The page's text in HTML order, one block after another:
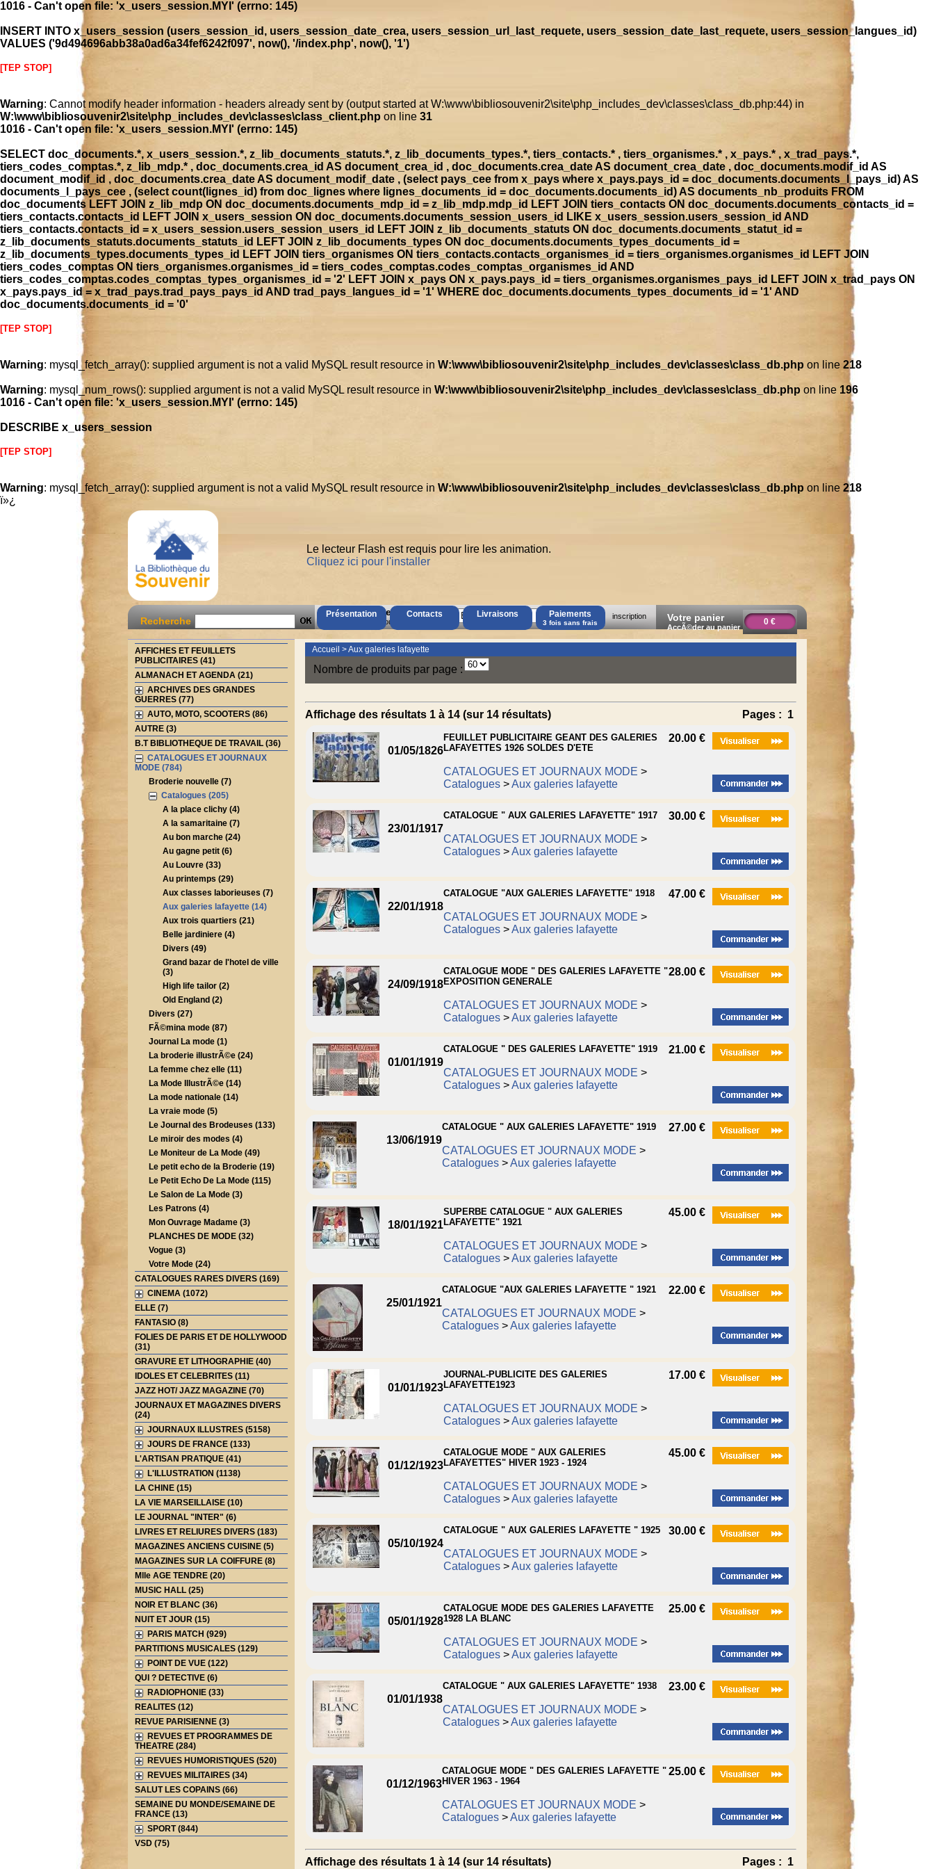
1016 - Can't open file: 'x_users_session.MYI' (errno: 145)
INSERT INTO x_users_session (users_session_id, users_session_date_crea, users_session_url_last_requete, users_session_date_last_requete, users_session_langues_id)
VALUES ('9d494696abb38a0ad6a34fef6242f097', now(), '/index.php', now(), '1')
[TEP STOP]
Warning: Cannot modify header information - headers already sent by (output started at W:\www\bibliosouvenir2\site\php_includes_dev\classes\class_db.php:44) in
W:\www\bibliosouvenir2\site\php_includes_dev\classes\class_client.php on line 31
1016 - Can't open file: 'x_users_session.MYI' (errno: 145)
SELECT doc_documents.*, x_users_session.*, z_lib_documents_statuts.*, z_lib_documents_types.*, tiers_contacts.* , tiers_organismes.* , x_pays.* , x_trad_pays.*,
tiers_codes_comptas.*, z_lib_mdp.* , doc_documents.crea_id AS document_crea_id , doc_documents.crea_date AS document_crea_date , doc_documents.modif_id AS
document_modif_id , doc_documents.crea_date AS document_modif_date , (select pays_cee from x_pays where x_pays.pays_id = doc_documents.documents_l_pays_id) AS
documents_l_pays_cee , (select count(lignes_id) from doc_lignes where lignes_documents_id = doc_documents.documents_id) AS documents_nb_produits FROM
doc_documents LEFT JOIN z_lib_mdp ON doc_documents.documents_mdp_id = z_lib_mdp.mdp_id LEFT JOIN tiers_contacts ON doc_documents.documents_contacts_id =
tiers_contacts.contacts_id LEFT JOIN x_users_session ON doc_documents.documents_session_users_id LIKE x_users_session.users_session_id AND
tiers_contacts.contacts_id = x_users_session.users_session_users_id LEFT JOIN z_lib_documents_statuts ON doc_documents.documents_statut_id =
z_lib_documents_statuts.documents_statuts_id LEFT JOIN z_lib_documents_types ON doc_documents.documents_types_documents_id =
z_lib_documents_types.documents_types_id LEFT JOIN tiers_organismes ON tiers_contacts.contacts_organismes_id = tiers_organismes.organismes_id LEFT JOIN
tiers_codes_comptas ON tiers_organismes.organismes_id = tiers_codes_comptas.codes_comptas_organismes_id AND
tiers_codes_comptas.codes_comptas_types_organismes_id = '2' LEFT JOIN x_pays ON x_pays.pays_id = tiers_organismes.organismes_pays_id LEFT JOIN x_trad_pays ON
x_pays.pays_id = x_trad_pays.trad_pays_pays_id AND trad_pays_langues_id = '1' WHERE doc_documents.documents_types_documents_id = '1' AND
doc_documents.documents_id = '0'
[TEP STOP]
Warning: mysql_fetch_array(): supplied argument is not a valid MySQL result resource in W:\www\bibliosouvenir2\site\php_includes_dev\classes\class_db.php on line 218
Warning: mysql_num_rows(): supplied argument is not a valid MySQL result resource in W:\www\bibliosouvenir2\site\php_includes_dev\classes\class_db.php on line 196
1016 - Can't open file: 'x_users_session.MYI' (errno: 145)
DESCRIBE x_users_session
[TEP STOP]
Warning: mysql_fetch_array(): supplied argument is not a valid MySQL result resource in W:\www\bibliosouvenir2\site\php_includes_dev\classes\class_db.php on line 218
ï»¿
Présentation Contacts Livraisons Paiements
3 fois sans frais
Le lecteur Flash est requis pour lire les animation.
Cliquez ici pour l'installer
Recherche
AccÃ¨s Client
Mot de passe oubliÃ© ?
inscription Votre panier
AccÃ©der au panier
0 €
AFFICHES ET FEUILLETS
PUBLICITAIRES (41)
ALMANACH ET AGENDA (21)
ARCHIVES DES GRANDES
GUERRES (77)
AUTO, MOTO, SCOOTERS (86)
AUTRE (3)
B.T BIBLIOTHEQUE DE TRAVAIL (36)
CATALOGUES ET JOURNAUX
MODE (784)
Broderie nouvelle (7)
Catalogues (205)
A la place clichy (4)
A la samaritaine (7)
Au bon marche (24)
Au gagne petit (6)
Au Louvre (33)
Au printemps (29)
Aux classes laborieuses (7)
Aux galeries lafayette (14)
Aux trois quartiers (21)
Belle jardiniere (4)
Divers (49)
Grand bazar de l'hotel de ville
(3)
High life tailor (2)
Old England (2)
Divers (27)
FÃ©mina mode (87)
Journal La mode (1)
La broderie illustrÃ©e (24)
La femme chez elle (11)
La Mode IllustrÃ©e (14)
La mode nationale (14)
La vraie mode (5)
Le Journal des Brodeuses (133)
Le miroir des modes (4)
Le Moniteur de La Mode (49)
Le petit echo de la Broderie (19)
Le Petit Echo De La Mode (115)
Le Salon de La Mode (3)
Les Patrons (4)
Mon Ouvrage Madame (3)
PLANCHES DE MODE (32)
Vogue (3)
Votre Mode (24)
CATALOGUES RARES DIVERS (169)
CINEMA (1072)
ELLE (7)
FANTASIO (8)
FOLIES DE PARIS ET DE HOLLYWOOD
(31)
GRAVURE ET LITHOGRAPHIE (40)
IDOLES ET CELEBRITES (11)
JAZZ HOT/ JAZZ MAGAZINE (70)
JOURNAUX ET MAGAZINES DIVERS
(24)
JOURNAUX ILLUSTRES (5158)
JOURS DE FRANCE (133)
L'ARTISAN PRATIQUE (41)
L'ILLUSTRATION (1138)
LA CHINE (15)
LA VIE MARSEILLAISE (10)
LE JOURNAL "INTER" (6)
LIVRES ET RELIURES DIVERS (183)
MAGAZINES ANCIENS CUISINE (5)
MAGAZINES SUR LA COIFFURE (8)
Mlle AGE TENDRE (20)
MUSIC HALL (25)
NOIR ET BLANC (36)
NUIT ET JOUR (15)
PARIS MATCH (929)
PARTITIONS MUSICALES (129)
POINT DE VUE (122)
QUI ? DETECTIVE (6)
RADIOPHONIE (33)
REALITES (12)
REVUE PARISIENNE (3)
REVUES ET PROGRAMMES DE
THEATRE (284)
REVUES HUMORISTIQUES (520)
REVUES MILITAIRES (34)
SALUT LES COPAINS (66)
SEMAINE DU MONDE/SEMAINE DE
FRANCE (13)
SPORT (844)
VSD (75)
Accueil >Aux galeries lafayette
Nombre de produits par page :
Affichage des résultats 1 à 14 (sur 14 résultats) Pages : 1
01/05/1826
FEUILLET PUBLICITAIRE GEANT DES GALERIES
LAFAYETTES 1926 SOLDES D'ETE
CATALOGUES ET JOURNAUX MODE >
Catalogues>Aux galeries lafayette
20.00 €
23/01/1917
CATALOGUE " AUX GALERIES LAFAYETTE" 1917
CATALOGUES ET JOURNAUX MODE >
Catalogues>Aux galeries lafayette
30.00 €
22/01/1918
CATALOGUE "AUX GALERIES LAFAYETTE" 1918
CATALOGUES ET JOURNAUX MODE >
Catalogues>Aux galeries lafayette
47.00 €
24/09/1918
CATALOGUE MODE " DES GALERIES LAFAYETTE "
EXPOSITION GENERALE
CATALOGUES ET JOURNAUX MODE >
Catalogues>Aux galeries lafayette
28.00 €
01/01/1919
CATALOGUE " DES GALERIES LAFAYETTE" 1919
CATALOGUES ET JOURNAUX MODE >
Catalogues>Aux galeries lafayette
21.00 €
13/06/1919
CATALOGUE " AUX GALERIES LAFAYETTE" 1919
CATALOGUES ET JOURNAUX MODE >
Catalogues>Aux galeries lafayette
27.00 €
18/01/1921
SUPERBE CATALOGUE " AUX GALERIES
LAFAYETTE" 1921
CATALOGUES ET JOURNAUX MODE >
Catalogues>Aux galeries lafayette
45.00 €
25/01/1921
CATALOGUE "AUX GALERIES LAFAYETTE " 1921
CATALOGUES ET JOURNAUX MODE >
Catalogues>Aux galeries lafayette
22.00 €
01/01/1923
JOURNAL-PUBLICITE DES GALERIES
LAFAYETTE1923
CATALOGUES ET JOURNAUX MODE >
Catalogues>Aux galeries lafayette
17.00 €
01/12/1923
CATALOGUE MODE " AUX GALERIES
LAFAYETTES" HIVER 1923 - 1924
CATALOGUES ET JOURNAUX MODE >
Catalogues>Aux galeries lafayette
45.00 €
05/10/1924
CATALOGUE " AUX GALERIES LAFAYETTE " 1925
CATALOGUES ET JOURNAUX MODE >
Catalogues>Aux galeries lafayette
30.00 €
05/01/1928
CATALOGUE MODE DES GALERIES LAFAYETTE
1928 LA BLANC
CATALOGUES ET JOURNAUX MODE >
Catalogues>Aux galeries lafayette
25.00 €
01/01/1938
CATALOGUE " AUX GALERIES LAFAYETTE" 1938
CATALOGUES ET JOURNAUX MODE >
Catalogues>Aux galeries lafayette
23.00 €
01/12/1963
CATALOGUE MODE " DES GALERIES LAFAYETTE "
HIVER 1963 - 1964
CATALOGUES ET JOURNAUX MODE >
Catalogues>Aux galeries lafayette
25.00 €
Affichage des résultats 1 à 14 (sur 14 résultats) Pages : 1